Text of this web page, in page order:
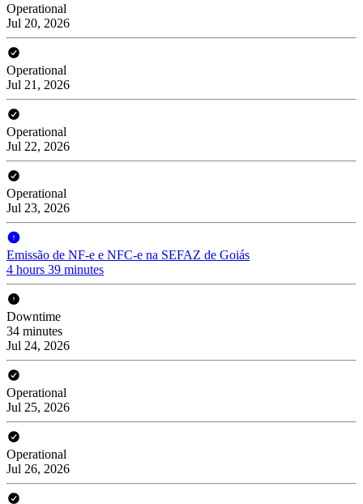
Operational
Jul 20, 2026
Operational
Jul 21, 2026
Operational
Jul 22, 2026
Operational
Jul 23, 2026
Emissão de NF-e e NFC-e na SEFAZ de Goiás
4 hours 39 minutes
Downtime
34 minutes
Jul 24, 2026
Operational
Jul 25, 2026
Operational
Jul 26, 2026